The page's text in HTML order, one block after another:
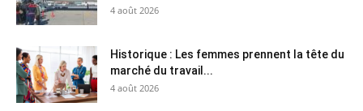
4 août 2026
Historique : Les femmes prennent la tête du
marché du travail...
4 août 2026